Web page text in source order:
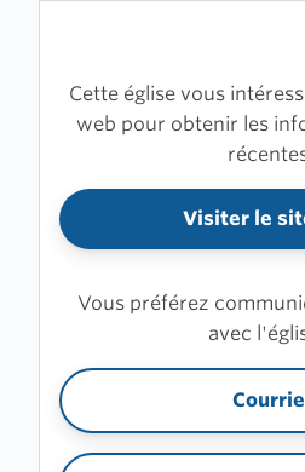
Cette église vous
web pour obtenir les
Visiter le
Vous préférez
avec